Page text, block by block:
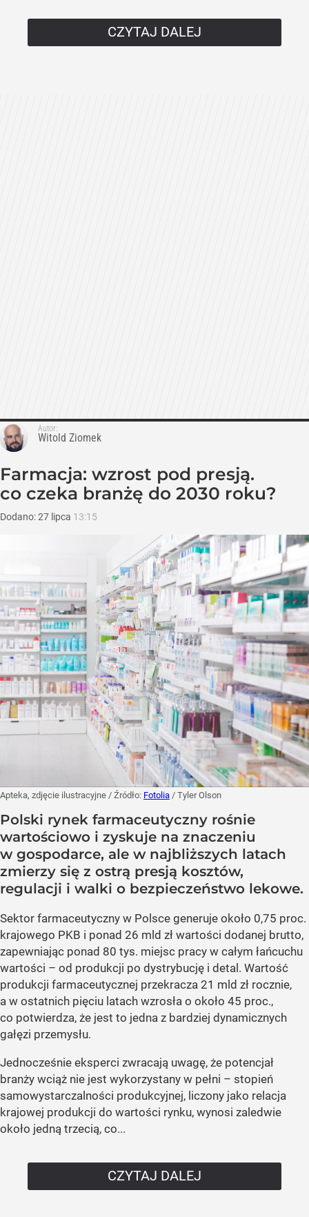
CZYTAJ DALEJ
Autor:
Witold Ziomek
Farmacja: wzrost pod presją.
co czeka branżę do 2030 roku?
Dodano:27 lipca 13:15
Apteka, zdjęcie ilustracyjne / Źródło: Fotolia / Tyler Olson
Polski rynek farmaceutyczny rośnie
wartościowo i zyskuje na znaczeniu
w gospodarce, ale w najbliższych latach
zmierzy się z ostrą presją kosztów,
regulacji i walki o bezpieczeństwo lekowe.
Sektor farmaceutyczny w Polsce generuje około 0,75 proc.
krajowego PKB i ponad 26 mld zł wartości dodanej brutto,
zapewniając ponad 80 tys. miejsc pracy w całym łańcuchu
wartości – od produkcji po dystrybucję i detal. Wartość
produkcji farmaceutycznej przekracza 21 mld zł rocznie,
a w ostatnich pięciu latach wzrosła o około 45 proc.,
co potwierdza, że jest to jedna z bardziej dynamicznych
gałęzi przemysłu.
Jednocześnie eksperci zwracają uwagę, że potencjał
branży wciąż nie jest wykorzystany w pełni – stopień
samowystarczalności produkcyjnej, liczony jako relacja
krajowej produkcji do wartości rynku, wynosi zaledwie
około jedną trzecią, co...
CZYTAJ DALEJ